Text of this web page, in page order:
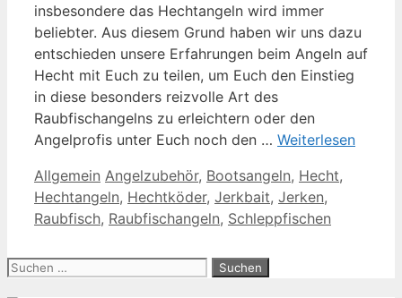
insbesondere das Hechtangeln wird immer
beliebter. Aus diesem Grund haben wir uns dazu
entschieden unsere Erfahrungen beim Angeln auf
Hecht mit Euch zu teilen, um Euch den Einstieg
in diese besonders reizvolle Art des
Raubfischangelns zu erleichtern oder den
Angelprofis unter Euch noch den … Weiterlesen
Kategorien
Allgemein Schlagwörter
Angelzubehör, Bootsangeln, Hecht,
Hechtangeln, Hechtköder, Jerkbait, Jerken,
Raubfisch, Raubfischangeln, Schleppfischen
Suche